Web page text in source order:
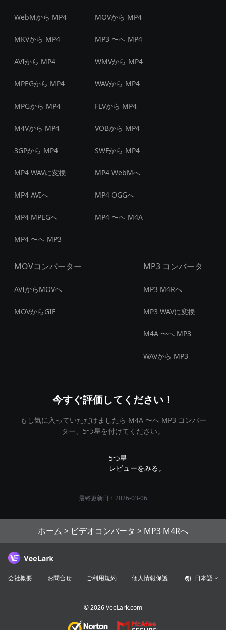
WebMから MP4 MOVから MP4
MKVから MP4 MP3 〜へ MP4
AVIから MP4 WMVから MP4
MPEGから MP4 WAVから MP4
MPGから MP4 FLVから MP4
M4Vから MP4 VOBから MP4
3GPから MP4 SWFから MP4
MP4 WAVに変換 MP4 WebMへ
MP4 AVIへ MP4 OGGへ
MP4 MPEGへ MP4 〜へ M4A
MP4 〜へ MP3
MOVコンバーター
AVIからMOVへ
MOVからGIF
MP3 コンバータ
MP3 M4Rへ
MP3 WAVに変換
M4A 〜へ MP3
WAVから MP3
今すぐ評価してください！
もし気に入っていただけましたら M4A 〜へ MP3 コンバー
ター、5つ星を付けてください。
5つ星
レビューをみる。
最終更新日：2026-03-06
ホーム > ビデオコンバータ > MP3 M4Rへ
会社概要 お問合せ ご利用規約 個人情報保護 日本語
©2026VeeLark.com